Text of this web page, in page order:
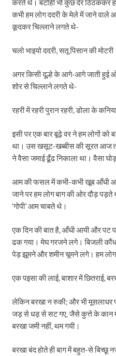
करते थे। बटोही भी कुछ देर ठिठककर
कभी हम लोग ददरी के मेले में जाने वाले
कूदकर चिल्लाने लगते थे-
चलो भाइयो ददरी, सतू पिसान की
अगर किसी दूल्हे के आगे-आगे जाती हुई
शोर से चिल्लाने लगते थे-
रहरी में रहरी पुरान रहरी, डोला के
इसी पर एक बार बूढ़े वर ने हम लोगों
था। उस खसूट-खब्बीस की सूरत आज
ने वैसा जमाई ढूँढ निकाला था। वैसा
आम की फसल में कभी-कभी खूब आँधी
जाने पर हम लोग बाग की ओर दौड़
‘गोपी’ आम चाबते थे।
एक दिन की बात है, आँधी आयी और पट
ढक गया। मेघ गरजने लगे। बिजली
पेड़ झूमने और शमीन चूमने लगे। हम लोग
एक पइसा की लाई, बाशार में छितराई,
लेकिन बरखा न रुकी; और भी मूसलाधर
जड़ से धड़ से सट गए, जैसे कुत्ते के कान
बरखा जमी नहीं, थम गयी।
बरखा बंद होते ही बाग में बहुत-से